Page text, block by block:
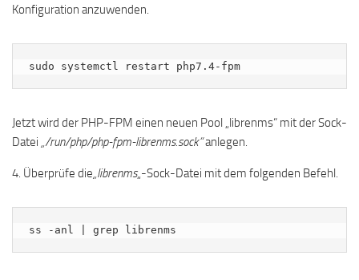
Konfiguration anzuwenden.
sudo systemctl restart php7.4-fpm
Jetzt wird der PHP-FPM einen neuen Pool „librenms“ mit der Sock-
Datei „/run/php/php-fpm-librenms.sock“anlegen.
4. Überprüfe die„librenms„-Sock-Datei mit dem folgenden Befehl.
ss -anl | grep librenms